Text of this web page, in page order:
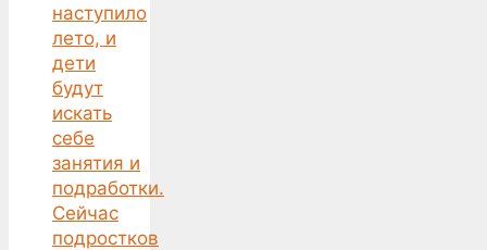
наступило
лето, и
дети
будут
искать
себе
занятия и
подработки.
Сейчас
подростков